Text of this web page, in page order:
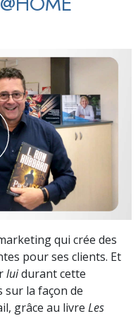
qui crée des
pour ses clients. Et
luidurant cette
la façon de
grâce au livre Les